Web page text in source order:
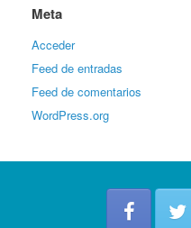
Meta
Acceder
Feed de entradas
Feed de comentarios
WordPress.org